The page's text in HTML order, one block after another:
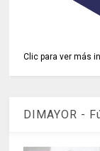
Clic para ver más
DIMAYOR -